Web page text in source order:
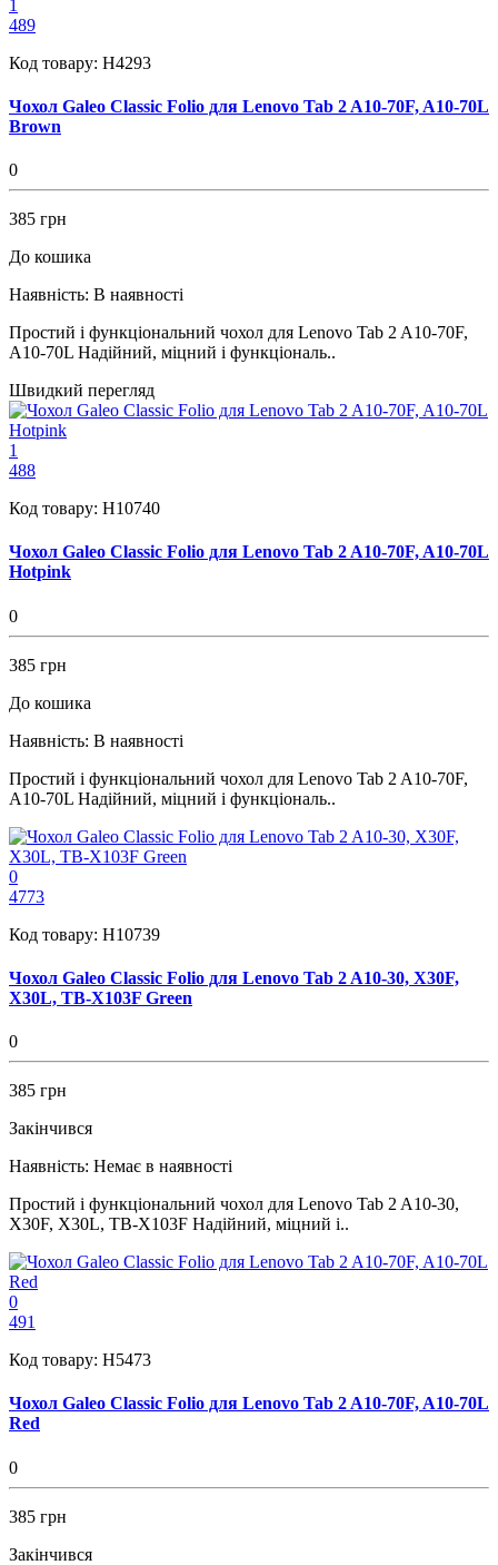
1
489
Код товару: H4293
Чохол Galeo Classic Folio для Lenovo Tab 2 A10-70F, A10-70L
Brown
0
385 грн
До кошика
Наявність: В наявності
Простий і функціональний чохол для Lenovo Tab 2 A10-70F,
A10-70L Надійний, міцний і функціональ..
Швидкий перегляд
1
488
Код товару: H10740
Чохол Galeo Classic Folio для Lenovo Tab 2 A10-70F, A10-70L
Hotpink
0
385 грн
До кошика
Наявність: В наявності
Простий і функціональний чохол для Lenovo Tab 2 A10-70F,
A10-70L Надійний, міцний і функціональ..
0
4773
Код товару: H10739
Чохол Galeo Classic Folio для Lenovo Tab 2 A10-30, X30F,
X30L, TB-X103F Green
0
385 грн
Закінчився
Наявність: Немає в наявності
Простий і функціональний чохол для Lenovo Tab 2 A10-30,
X30F, X30L, TB-X103F Надійний, міцний і..
0
491
Код товару: H5473
Чохол Galeo Classic Folio для Lenovo Tab 2 A10-70F, A10-70L
Red
0
385 грн
Закінчився